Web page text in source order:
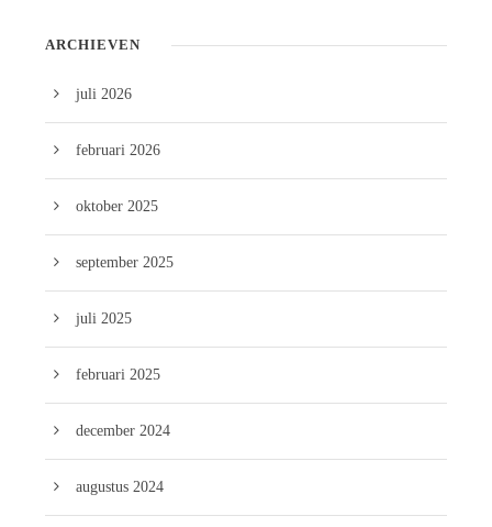
ARCHIEVEN
juli 2026
februari 2026
oktober 2025
september 2025
juli 2025
februari 2025
december 2024
augustus 2024